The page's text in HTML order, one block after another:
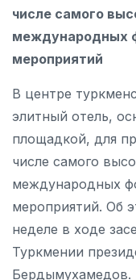
числе самого
международных
мероприятий
В центре
элитный отель,
площадкой, для
числе самого
международных
мероприятий. Об
неделе в ходе
Туркмении
Бердымухамедов.